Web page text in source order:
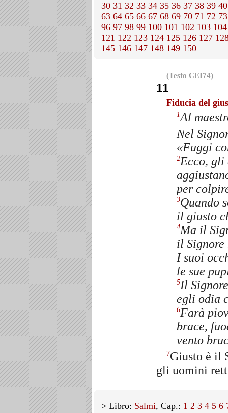
30 31 32 33 34 35 36 37 38 39 40
63 64 65 66 67 68 69 70 71 72 73
96 97 98 99 100 101 102 103 104
121 122 123 124 125 126 127
145 146 147 148 149 150
(Testo CEI74)
11
Fiducia del
1Al
Nel
«Fuggi
2Ecco, gli
per
3Quando
il giusto
4Ma il
il
I suoi
le sue
5Il
egli odia
6Farà
brace,
vento
7Giusto è il
gli uomini
> Libro: Salmi, Cap.: 1 2 3 4 5 6